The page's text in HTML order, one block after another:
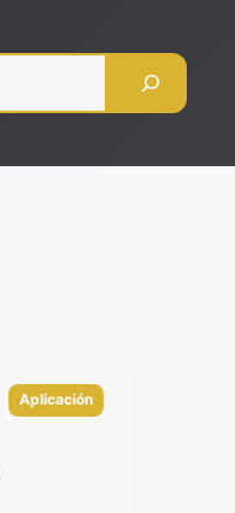
Categorias
Aplicación